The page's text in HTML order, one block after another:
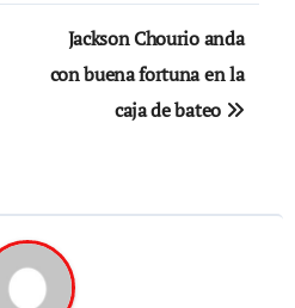
Jackson Chourio anda
con buena fortuna en la
caja de bateo